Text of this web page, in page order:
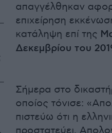
απαγγέλθηκαν
επιχείρηση
κατάληψη επί της
Δεκεμβρίου του
Σήμερα στο
οποίος τόνισε:
πιστεύω ότι η
προστατεύει.